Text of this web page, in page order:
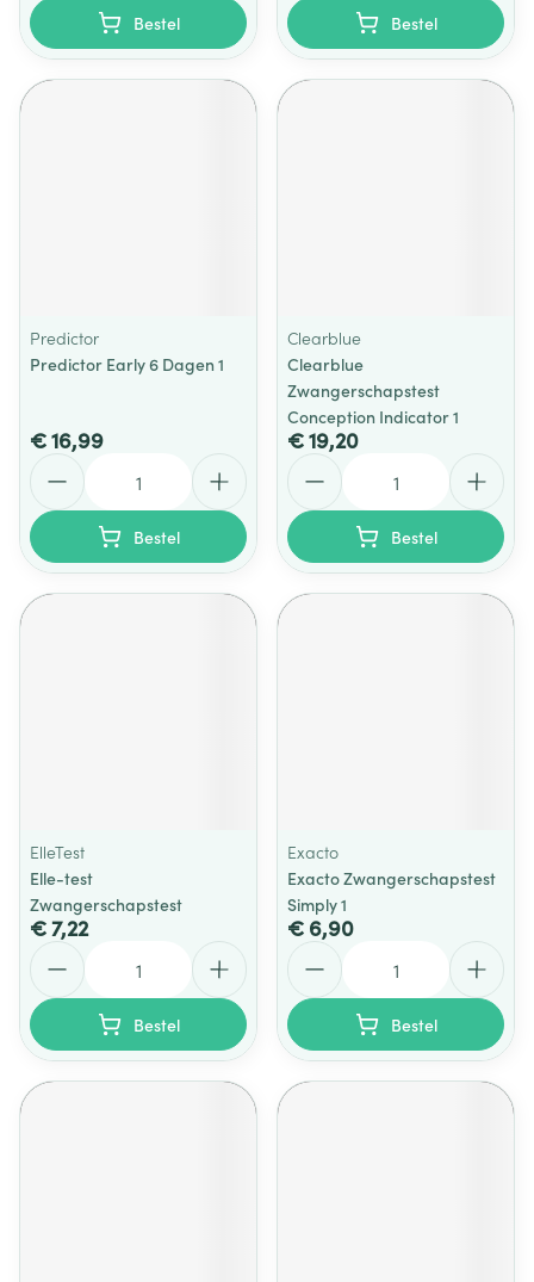
Bestel Bestel
Predictor
Predictor Early 6 Dagen 1
€ 16,99
Bestel
Clearblue
Clearblue
Zwangerschapstest
Conception Indicator 1
€ 19,20
Bestel
ElleTest
Elle-test
Zwangerschapstest
€ 7,22
Bestel
Exacto
Exacto Zwangerschapstest
Simply 1
€ 6,90
Bestel